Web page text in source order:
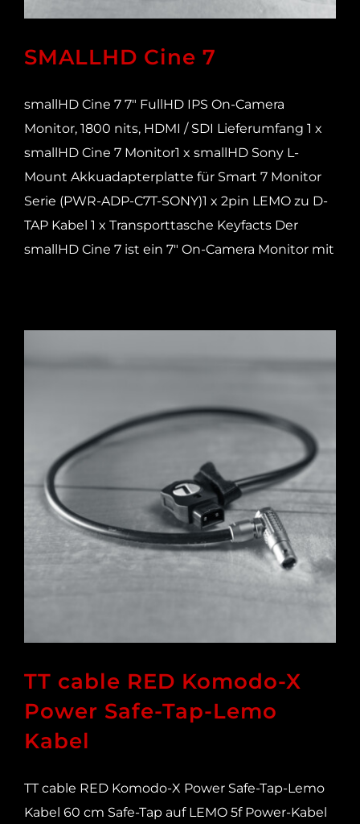
SMALLHD Cine 7
smallHD Cine 7 7" FullHD IPS On-Camera
Monitor, 1800 nits, HDMI / SDI Lieferumfang 1 x
smallHD Cine 7 Monitor1 x smallHD Sony L-
Mount Akkuadapterplatte für Smart 7 Monitor
Serie (PWR-ADP-C7T-SONY)1 x 2pin LEMO zu D-
TAP Kabel 1 x Transporttasche Keyfacts Der
smallHD Cine 7 ist ein 7" On-Camera Monitor mit
TT cable RED Komodo-X
Power Safe-Tap-Lemo
Kabel
TT cable RED Komodo-X Power Safe-Tap-Lemo
Kabel 60 cm Safe-Tap auf LEMO 5f Power-Kabel